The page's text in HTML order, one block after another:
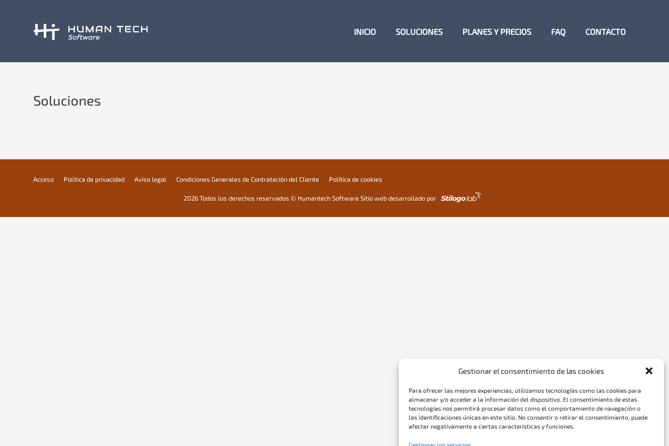
Gestionar el consentimiento de las cookies
Para ofrecer las mejores experiencias, utilizamos tecnologías como las cookies para
almacenar y/o acceder a la información del dispositivo. El consentimiento de estas
tecnologías nos permitirá procesar datos como el comportamiento de navegación o
las identificaciones únicas en este sitio. No consentir o retirar el consentimiento, puede
afectar negativamente a ciertas características y funciones.
Gestionar los servicios
INICIO SOLUCIONES PLANES Y PRECIOS FAQ CONTACTO
Soluciones
Acceso Política de privacidad Aviso legal Condiciones Generales de Contratación del Cliente Política de cookies
2026 Todos los derechos reservados © Humantech Software Sitio web desarrollado por